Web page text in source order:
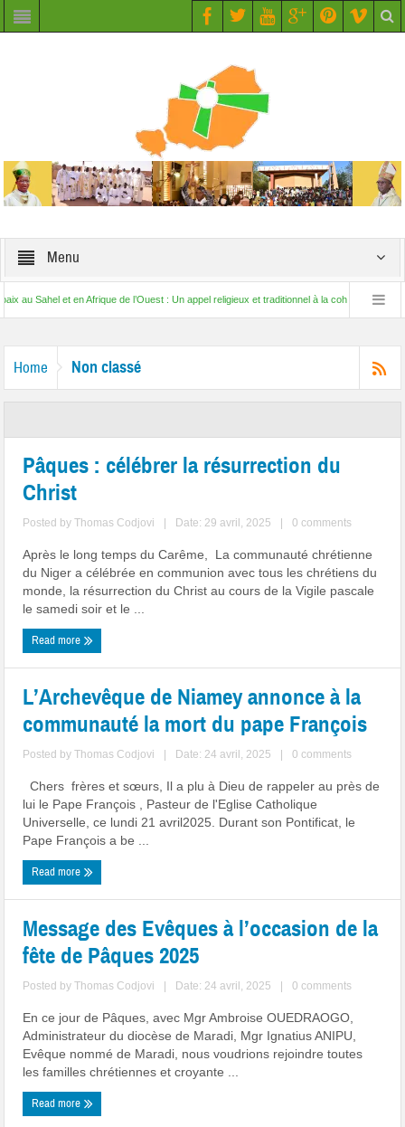
Menu
et en Afrique de l’Ouest : Un appel religieux et traditionnel à la cohésion sociale par
Home Non classé
Pâques : célébrer la résurrection du
Christ
Posted byThomas Codjovi | Date: 29 avril, 2025 | 0 comments
Après le long temps du Carême, La communauté chrétienne
du Niger a célébrée en communion avec tous les chrétiens du
monde, la résurrection du Christ au cours de la Vigile pascale
le samedi soir et le ...
Read more
L’Archevêque de Niamey annonce à la
communauté la mort du pape François
Posted byThomas Codjovi | Date: 24 avril, 2025 | 0 comments
Chers frères et sœurs, Il a plu à Dieu de rappeler au près de
lui le Pape François , Pasteur de l'Eglise Catholique
Universelle, ce lundi 21 avril2025. Durant son Pontificat, le
Pape François a be ...
Read more
Message des Evêques à l’occasion de la
fête de Pâques 2025
Posted byThomas Codjovi | Date: 24 avril, 2025 | 0 comments
En ce jour de Pâques, avec Mgr Ambroise OUEDRAOGO,
Administrateur du diocèse de Maradi, Mgr Ignatius ANIPU,
Evêque nommé de Maradi, nous voudrions rejoindre toutes
les familles chrétiennes et croyante ...
Read more